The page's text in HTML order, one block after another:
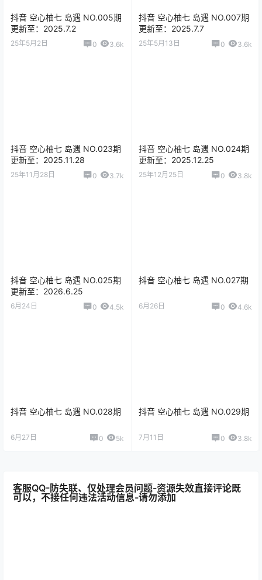
抖音 空心柚七 岛遇 NO.005期
更新至：2025.7.2
25年5月2日 0 3.6k
抖音 空心柚七 岛遇 NO.007期
更新至：2025.7.7
25年5月13日 0 3.6k
抖音 空心柚七 岛遇 NO.023期
更新至：2025.11.28
25年11月28日 0 3.7k
抖音 空心柚七 岛遇 NO.024期
更新至：2025.12.25
25年12月25日 0 3.8k
抖音 空心柚七 岛遇 NO.025期
更新至：2026.6.25
6月24日 0 4.5k
抖音 空心柚七 岛遇 NO.027期
6月26日 0 4.6k
抖音 空心柚七 岛遇 NO.028期
6月27日 0 5k
抖音 空心柚七 岛遇 NO.029期
7月11日 0 3.8k
客服QQ-防失联、仅处理会员问题-资源失效直接评论既
可以，不接任何违法活动信息-请勿添加